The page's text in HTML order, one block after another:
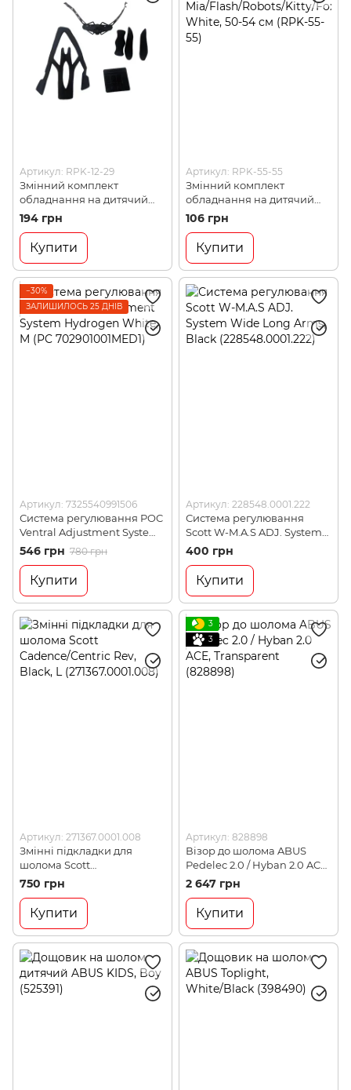
Артикул: RPK-12-29
Змінний комплект
обладнання на дитячий
шолом Green Cycle
Frida/Rowdy/Fast Five,
White-Black, 50-56 см (RPK-
12-29)
194 грн
Купити
Артикул: RPK-55-55
Змінний комплект
обладнання на дитячий
шолом Green Cycle
Mia/Flash/Robots/Kitty/Foxy/
Sweet/Dino/Pixel, White, 50-
54 см (RPK-55-55)
106 грн
Купити
−30%
ЗАЛИШИЛОСЬ 25 ДНІВ
Артикул: 7325540991506
Система регулювання POC
Ventral Adjustment System
Hydrogen White, M (PC
702901001MED1)
546 грн 780 грн
Купити
Артикул: 228548.0001.222
Система регулювання
Scott W-M.A.S ADJ. System
Wide Long Arms, Black
(228548.0001.222)
400 грн
Купити
Артикул: 271367.0001.008
Змінні підкладки для
шолома Scott
Cadence/Centric Rev, Black,
L (271367.0001.008)
750 грн
Купити
3
3
Артикул: 828898
Візор до шолома ABUS
Pedelec 2.0 / Hyban 2.0 ACE,
Transparent (828898)
2 647 грн
Купити